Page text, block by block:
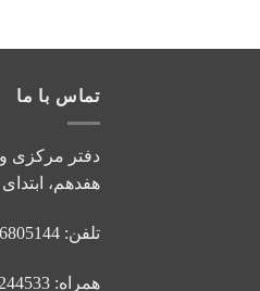
تماس با ما
دفتر مرکزی و
هفدهم، ابتدای
تلفن: 66805144-021
همراه: 09121244533 - 09122142375 - 09122020981